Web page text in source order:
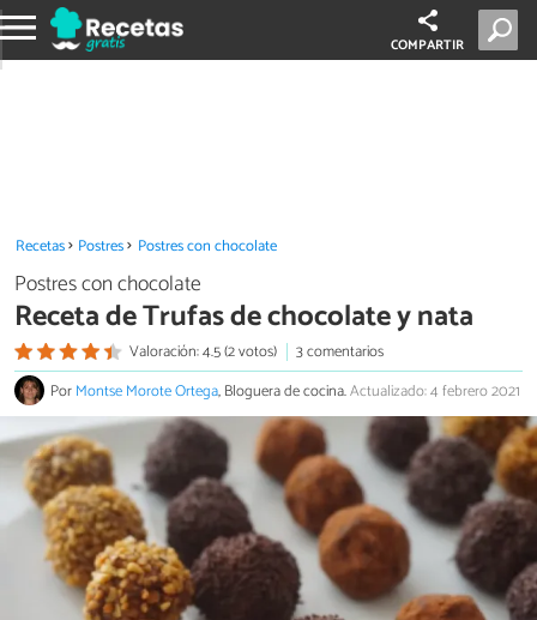
COMPARTIR
Recetas Postres Postres con chocolate
Postres con chocolate
Receta de Trufas de chocolate y nata
Valoración: 4.5 (2 votos)
3 comentarios
PorMontse Morote Ortega, Bloguera de cocina.Actualizado: 4 febrero 2021